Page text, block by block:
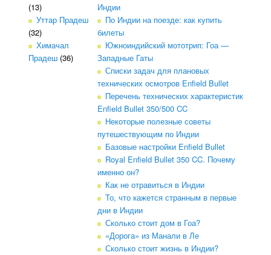
(13)
Уттар Прадеш
(32)
Химачал
Прадеш (36)
Индии
По Индии на поезде: как купить
билеты
Южноиндийский мототрип: Гоа —
Западные Гаты
Списки задач для плановых
технических осмотров Enfield Bullet
Перечень технических характеристик
Enfield Bullet 350/500 CC
Некоторые полезные советы
путешествующим по Индии
Базовые настройки Enfield Bullet
Royal Enfield Bullet 350 CC. Почему
именно он?
Как не отравиться в Индии
То, что кажется странным в первые
дни в Индии
Сколько стоит дом в Гоа?
«Дорога» из Манали в Ле
Сколько стоит жизнь в Индии?